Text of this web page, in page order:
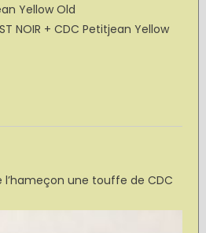
Yellow Old
NOIR + CDC Petitjean Yellow
l’hameçon une touffe de CDC